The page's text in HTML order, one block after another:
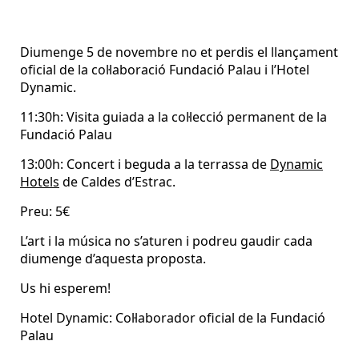
Diumenge 5 de novembre no et perdis el llançament
oficial de la col·laboració Fundació Palau i l’Hotel
Dynamic.
11:30h: Visita guiada a la col·lecció permanent de la
Fundació Palau
13:00h: Concert i beguda a la terrassa de Dynamic
Hotels de Caldes d’Estrac.
Preu: 5€
L’art i la música no s’aturen i podreu gaudir cada
diumenge d’aquesta proposta.
Us hi esperem!
Hotel Dynamic: Col·laborador oficial de la Fundació
Palau